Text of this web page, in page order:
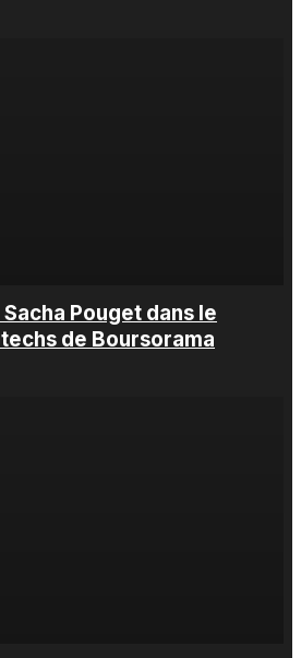
Pouget dans le
de Boursorama